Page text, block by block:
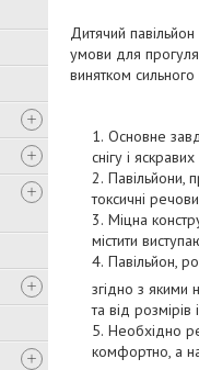
Дитячий
умови для
винятком
Основне
снігу і
Павільйони,
токсичні
Міцна
містити
Павільйон,
згідно з
та від
Необхідно
комфортно, а